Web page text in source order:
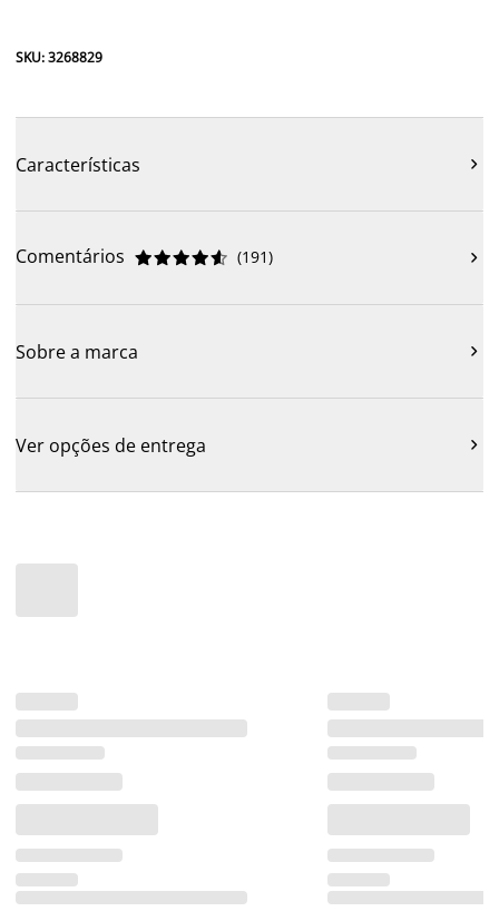
SKU: 3268829
Características 
Comentários 




 (191) 
Sobre a marca 
Ver opções de entrega 